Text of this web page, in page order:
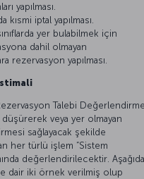
yapılması.
kısmi iptal yapılması.
yer bulabilmek için
dahil olmayan
rezervasyon yapılması.
Talebi Değerlendirme
veya yer olmayan
sağlayacak şekilde
her türlü işlem “Sistem
değerlendirilecektir. Aşağıda
dair iki örnek verilmiş olup